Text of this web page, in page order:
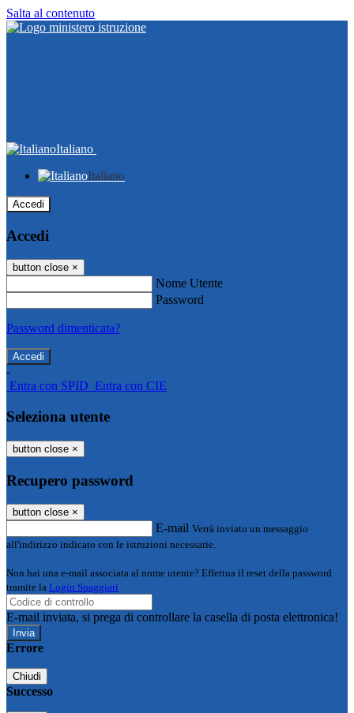
Salta al contenuto
Italiano
Italiano
Accedi
Accedi
button close ×
Nome Utente
Password
Password dimenticata?
-
Entra con SPID Entra con CIE
Seleziona utente
button close ×
Recupero password
button close ×
E-mail Verrà inviato un messaggio
all'indirizzo indicato con le istruzioni necessarie.
Non hai una e-mail associata al nome utente? Effettua il reset della password
tramite la Login Spaggiari
E-mail inviata, si prega di controllare la casella di posta elettronica!
Errore
Chiudi
Successo